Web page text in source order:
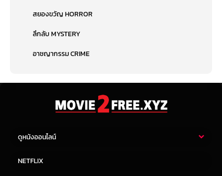
สยองขวัญ HORROR
ลึกลับ MYSTERY
อาชญากรรม CRIME
ดูหนังออนไลน์
NETFLIX